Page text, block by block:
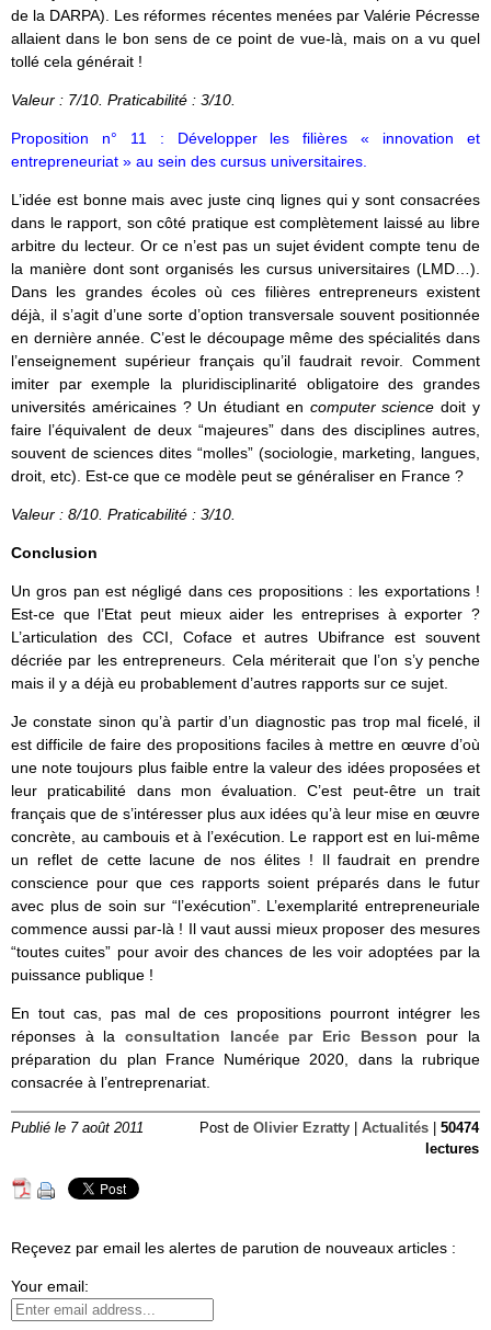
de la DARPA). Les réformes récentes menées par Valérie Pécresse
allaient dans le bon sens de ce point de vue-là, mais on a vu quel
tollé cela générait !
Valeur : 7/10. Praticabilité : 3/10.
Proposition n° 11 : Développer les filières « innovation et
entrepreneuriat » au sein des cursus universitaires.
L’idée est bonne mais avec juste cinq lignes qui y sont consacrées
dans le rapport, son côté pratique est complètement laissé au libre
arbitre du lecteur. Or ce n’est pas un sujet évident compte tenu de
la manière dont sont organisés les cursus universitaires (LMD…).
Dans les grandes écoles où ces filières entrepreneurs existent
déjà, il s’agit d’une sorte d’option transversale souvent positionnée
en dernière année. C’est le découpage même des spécialités dans
l’enseignement supérieur français qu’il faudrait revoir. Comment
imiter par exemple la pluridisciplinarité obligatoire des grandes
universités américaines ? Un étudiant en computer sciencedoit y
faire l’équivalent de deux “majeures” dans des disciplines autres,
souvent de sciences dites “molles” (sociologie, marketing, langues,
droit, etc). Est-ce que ce modèle peut se généraliser en France ?
Valeur : 8/10. Praticabilité : 3/10.
Conclusion
Un gros pan est négligé dans ces propositions : les exportations !
Est-ce que l’Etat peut mieux aider les entreprises à exporter ?
L’articulation des CCI, Coface et autres Ubifrance est souvent
décriée par les entrepreneurs. Cela mériterait que l’on s’y penche
mais il y a déjà eu probablement d’autres rapports sur ce sujet.
Je constate sinon qu’à partir d’un diagnostic pas trop mal ficelé, il
est difficile de faire des propositions faciles à mettre en œuvre d’où
une note toujours plus faible entre la valeur des idées proposées et
leur praticabilité dans mon évaluation. C’est peut-être un trait
français que de s’intéresser plus aux idées qu’à leur mise en œuvre
concrète, au cambouis et à l’exécution. Le rapport est en lui-même
un reflet de cette lacune de nos élites ! Il faudrait en prendre
conscience pour que ces rapports soient préparés dans le futur
avec plus de soin sur “l’exécution”. L’exemplarité entrepreneuriale
commence aussi par-là ! Il vaut aussi mieux proposer des mesures
“toutes cuites” pour avoir des chances de les voir adoptées par la
puissance publique !
En tout cas, pas mal de ces propositions pourront intégrer les
réponses à la consultation lancée par Eric Besson pour la
préparation du plan France Numérique 2020, dans la rubrique
consacrée à l’entreprenariat.
Publié le 7 août 2011 Post de Olivier Ezratty Actualités
50474
lectures
Reçevez par email les alertes de parution de nouveaux articles :
Your email: